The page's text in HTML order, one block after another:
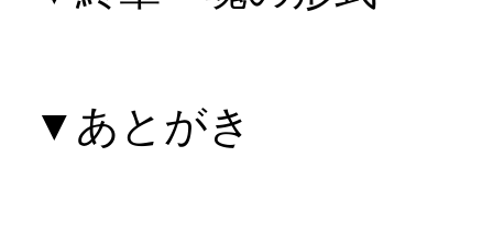
▼あとがき